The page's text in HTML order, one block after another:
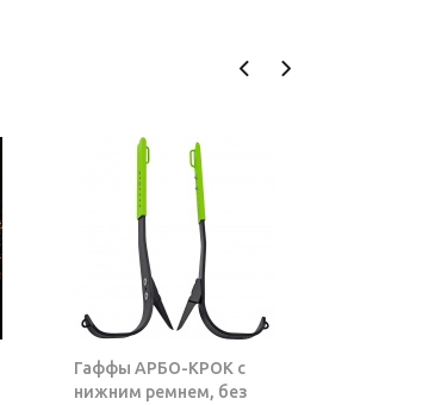
Гаффы АРБО-КРОК с
нижним ремнем, без